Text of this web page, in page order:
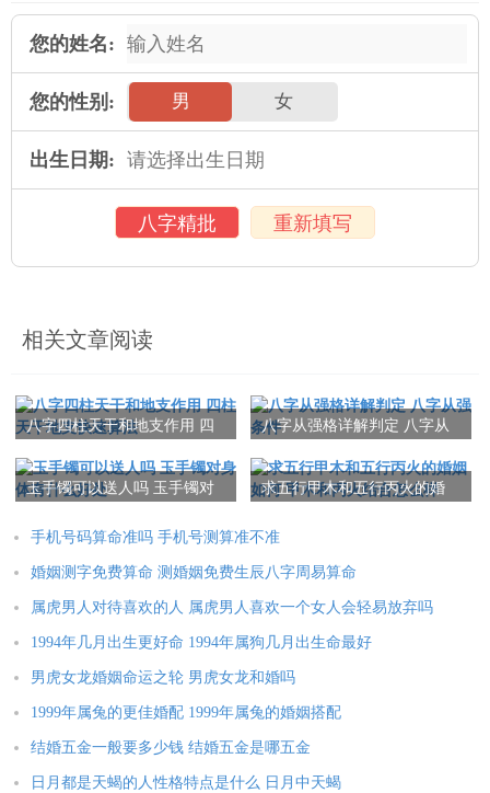
5、手相的实用技巧与注意事项
从命理学是一门预测与解读命运的学科，它运用广泛，被许多人
用于认识自己与他人的命运。命理学不仅是追求命运的归宿与机
缘的工具，也是一种培养自我认知与智慧的途径。通过命理学的
学习与运用，人们可以更好地认识自己，规划未来，改进自己的
您的姓名:
您的性别: 男 女
出生日期:
八字精批 重新填写
相关文章阅读
八字四柱天干和地支作用 四
八字从强格详解判定 八字从
玉手镯可以送人吗 玉手镯对
求五行甲木和五行丙火的婚
样
手机号码算命准吗 手机号测算准不准
婚姻测字免费算命 测婚姻免费生辰八字周易算命
属虎男人对待喜欢的人 属虎男人喜欢一个女人会轻易放弃吗
1994年几月出生更好命 1994年属狗几月出生命最好
男虎女龙婚姻命运之轮 男虎女龙和婚吗
1999年属兔的更佳婚配 1999年属兔的婚姻搭配
结婚五金一般要多少钱 结婚五金是哪五金
日月都是天蝎的人性格特点是什么 日月中天蝎